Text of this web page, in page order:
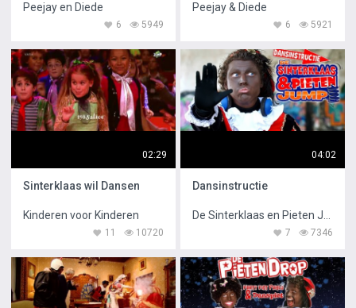
Peejay en Diede
5949
6
Peejay & Diede
5921
6
02:29
Sinterklaas wil Dansen
Kinderen voor Kinderen
10720
11
04:02
Dansinstructie
7346
7